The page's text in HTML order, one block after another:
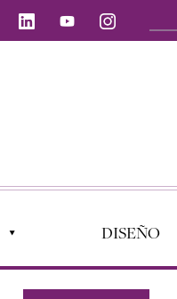
DISEÑO